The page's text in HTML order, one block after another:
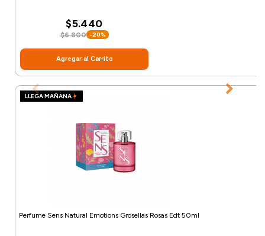
$5.440
$6.800 -20%
Agregar al Carrito
LLEGA MAÑANA
Perfume Sens Natural Emotions Grosellas Rosas Edt 50ml